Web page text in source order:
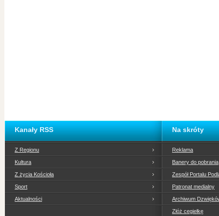
Kanały RSS
Z Regionu
Kultura
Z życia Kościoła
Sport
Aktualności
Na skróty
Reklama
Banery do pobrania
Zespół Portalu
Patronat medialny
Archiwum
Złóż cegiełkę